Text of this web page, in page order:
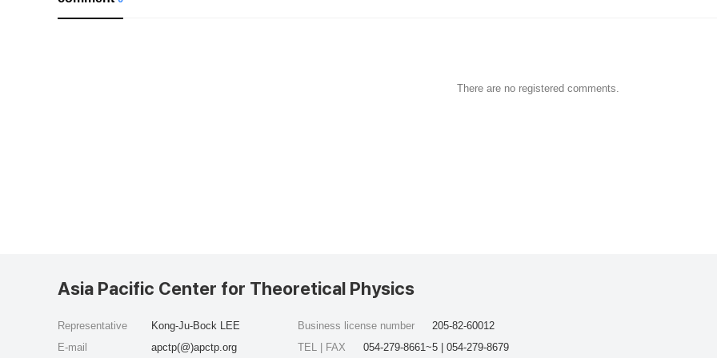
There are no registered comments.
Asia Pacific Center for Theoretical Physics
Representative
Kong-Ju-Bock LEE
E-mail
apctp(@)apctp.org
Business license number
205-82-60012
TEL | FAX
054-279-8661~5 | 054-279-8679